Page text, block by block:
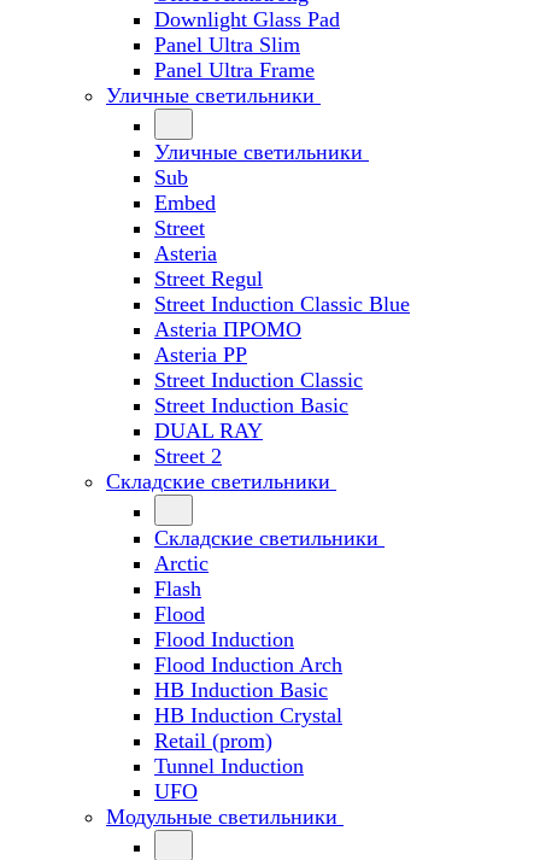
Downlight Glass Pad
Panel Ultra Slim
Panel Ultra Frame
Уличные светильники
Уличные светильники
Sub
Embed
Street
Asteria
Street Regul
Street Induction Classic Blue
Asteria ПРОМО
Asteria PP
Street Induction Classic
Street Induction Basic
DUAL RAY
Street 2
Складские светильники
Складские светильники
Arctic
Flash
Flood
Flood Induction
Flood Induction Arch
HB Induction Basic
HB Induction Crystal
Retail (prom)
Tunnel Induction
UFO
Модульные светильники